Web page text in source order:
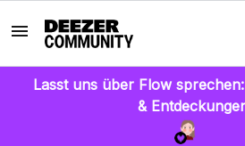
Lasst uns über Flow
&